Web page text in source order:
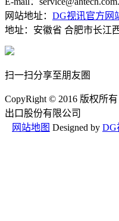
网站地址： DG视讯官方网
地址：安徽省 合肥市长江
扫一扫分享至朋友圏
CopyRight © 2016 版权所
出口股份有限公司
网站地图 Designed by DG